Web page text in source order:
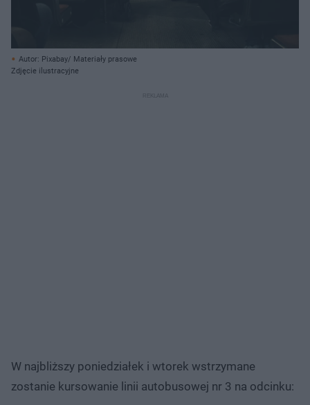
Autor: Pixabay/ Materiały prasowe
Zdjęcie ilustracyjne
W najbliższy poniedziałek i wtorek wstrzymane
zostanie kursowanie linii autobusowej nr 3 na odcinku: